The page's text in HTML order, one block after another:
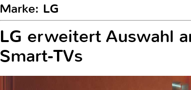
Marke: LG
LG erweitert Auswahl
Smart-TVs